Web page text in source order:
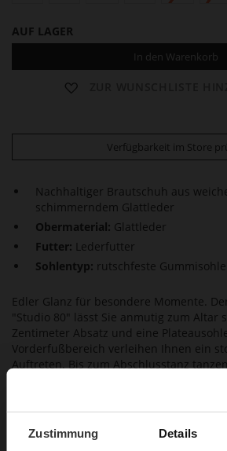
Zustimmung Details
AUF LAGER
In den Warenkorb
Verfügbarkeit im Store
Nachhaltiger Brautschuh aus
schimmerndem Glattleder
Obermaterial: Glattleder
Futter: Lederfutter
Sohlentyp: rutschfeste Gummisohle
Edler Glanz für besondere Momente.
"Studio 80" lässt Sie anmutig zum Altar
Zentimeter Absatz und eine
Vorderfußbereich verleihen Ihnen ein
Auftreten. Bis zum Abschlusstanz
Details